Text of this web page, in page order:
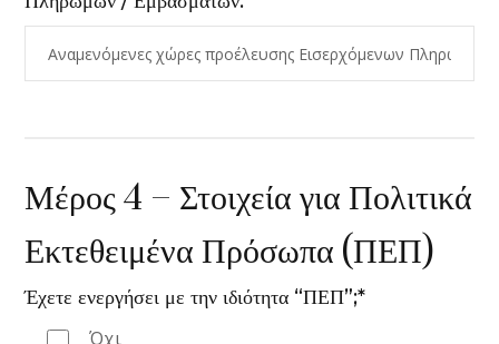
Μέρος 4 – Στοιχεία για Πολιτικά
Εκτεθειμένα Πρόσωπα (ΠΕΠ)
Έχετε ενεργήσει με την ιδιότητα “ΠΕΠ”;*
Όχι